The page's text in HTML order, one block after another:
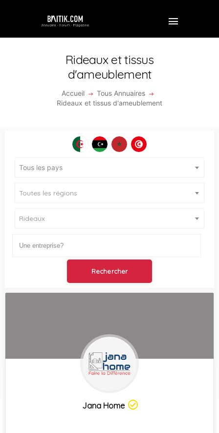
Rideaux et tissus
d'ameublement
Accueil
Tous Annuaires
Rideaux et tissus d'ameublement
PROFESSIONNEL
FORUM
REJOINDRE BAITIK
Tous les pays
Toutes les régions
Rideaux
Jana Home